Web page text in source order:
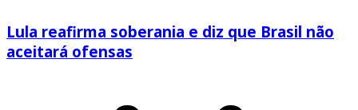
Lula reafirma soberania e diz que Brasil não
aceitará ofensas